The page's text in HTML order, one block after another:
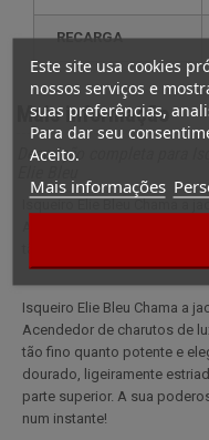
Este site usa cookies
nossos serviços e
suas preferências,
Para dar seu
Aceito.
Mais informações
RECARGA
Mais informação
Descrição completa para
tão fino quanto potente e
Isqueiro Elie Bleu Chama a
Acendedor de charutos de
tão fino quanto potente e
dourado, ligeiramente
parte superior. A sua
num instante!